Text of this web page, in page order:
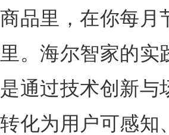
商品里，在你每月
里。海尔智家的实
是通过技术创新与
转化为用户可感知